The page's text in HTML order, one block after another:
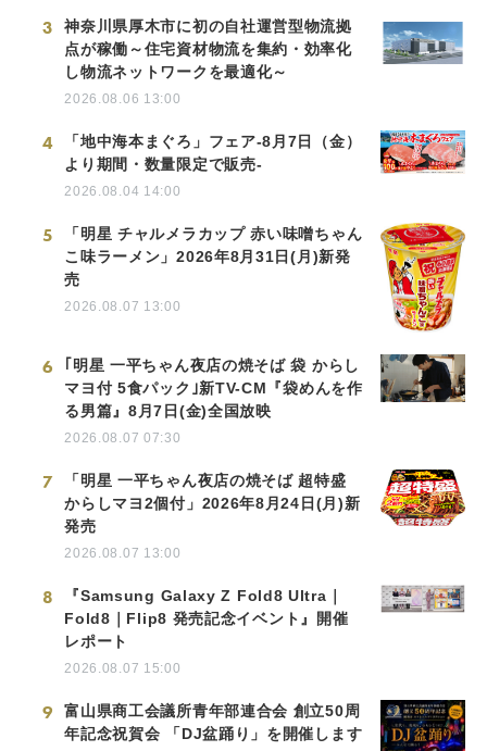
3
神奈川県厚木市に初の自社運営型物流拠
点が稼働～住宅資材物流を集約・効率化
し物流ネットワークを最適化～
2026.08.06 13:00
4
「地中海本まぐろ」フェア-8月7日（金）
より期間・数量限定で販売-
2026.08.04 14:00
5
「明星 チャルメラカップ 赤い味噌ちゃん
こ味ラーメン」2026年8月31日(月)新発
売
2026.08.07 13:00
6
｢明星 一平ちゃん夜店の焼そば 袋 からし
マヨ付 5食パック｣新TV-CM『袋めんを作
る男篇』8月7日(金)全国放映
2026.08.07 07:30
7
「明星 一平ちゃん夜店の焼そば 超特盛
からしマヨ2個付」2026年8月24日(月)新
発売
2026.08.07 13:00
8
『Samsung Galaxy Z Fold8 Ultra｜
Fold8｜Flip8 発売記念イベント』開催
レポート
2026.08.07 15:00
9
富山県商工会議所青年部連合会 創立50周
年記念祝賀会 「DJ盆踊り」を開催します